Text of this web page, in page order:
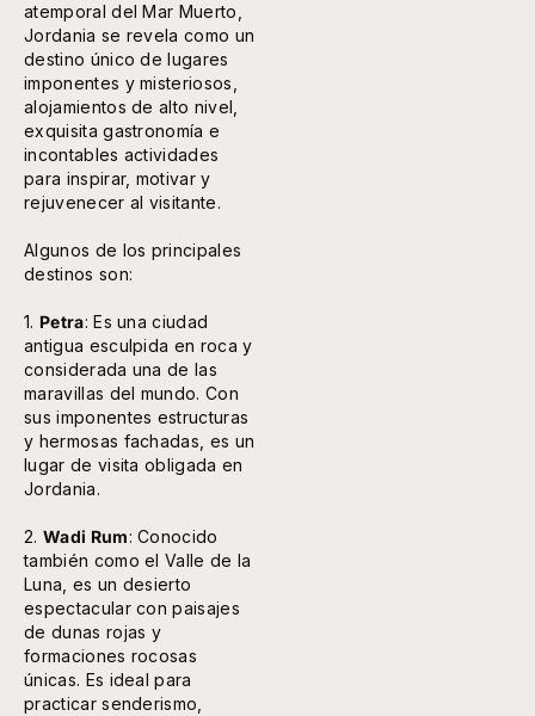
atemporal del Mar Muerto,
Jordania se revela como un
destino único de lugares
imponentes y misteriosos,
alojamientos de alto nivel,
exquisita gastronomía e
incontables actividades
para inspirar, motivar y
rejuvenecer al visitante.
Algunos de los principales
destinos son:
1. Petra: Es una ciudad
antigua esculpida en roca y
considerada una de las
maravillas del mundo. Con
sus imponentes estructuras
y hermosas fachadas, es un
lugar de visita obligada en
Jordania.
2. Wadi Rum: Conocido
también como el Valle de la
Luna, es un desierto
espectacular con paisajes
de dunas rojas y
formaciones rocosas
únicas. Es ideal para
practicar senderismo,